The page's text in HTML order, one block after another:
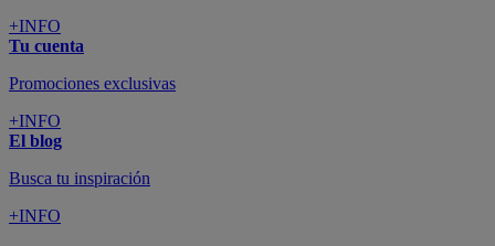
+INFO
Tu cuenta
Promociones exclusivas
+INFO
El blog
Busca tu inspiración
+INFO